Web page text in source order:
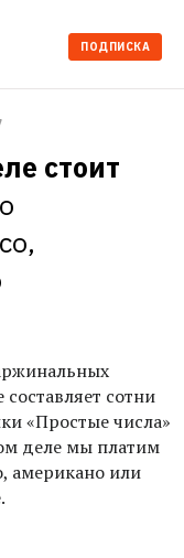
ПОДПИСКА
стоит
сотни
«Простые числа»
деле мы платим
американо или